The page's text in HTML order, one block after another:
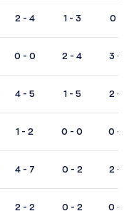
2 - 4 1 - 3 0 - 1
0 - 0 2 - 4 3 - 4
4 - 5 1 - 5 2 - 2
1 - 2 0 - 0 0 - 0
4 - 7 0 - 2 2 - 2
2 - 2 0 - 2 0 - 0